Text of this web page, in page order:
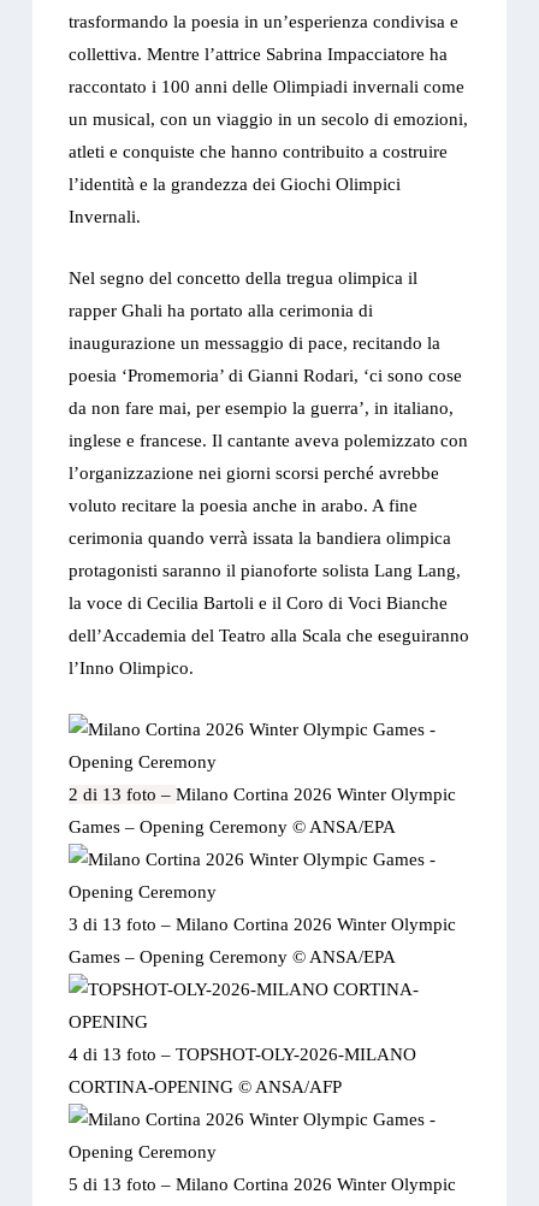
trasformando la poesia in un’esperienza condivisa e
collettiva. Mentre l’attrice Sabrina Impacciatore ha
raccontato i 100 anni delle Olimpiadi invernali come
un musical, con un viaggio in un secolo di emozioni,
atleti e conquiste che hanno contribuito a costruire
l’identità e la grandezza dei Giochi Olimpici
Invernali.
Nel segno del concetto della tregua olimpica il
rapper Ghali ha portato alla cerimonia di
inaugurazione un messaggio di pace, recitando la
poesia ‘Promemoria’ di Gianni Rodari, ‘ci sono cose
da non fare mai, per esempio la guerra’, in italiano,
inglese e francese. Il cantante aveva polemizzato con
l’organizzazione nei giorni scorsi perché avrebbe
voluto recitare la poesia anche in arabo. A fine
cerimonia quando verrà issata la bandiera olimpica
protagonisti saranno il pianoforte solista Lang Lang,
la voce di Cecilia Bartoli e il Coro di Voci Bianche
dell’Accademia del Teatro alla Scala che eseguiranno
l’Inno Olimpico.
2 di 13 foto –Milano Cortina 2026 Winter Olympic
Games – Opening Ceremony © ANSA/EPA
3 di 13 foto –Milano Cortina 2026 Winter Olympic
Games – Opening Ceremony © ANSA/EPA
4 di 13 foto –TOPSHOT-OLY-2026-MILANO
CORTINA-OPENING © ANSA/AFP
5 di 13 foto –Milano Cortina 2026 Winter Olympic